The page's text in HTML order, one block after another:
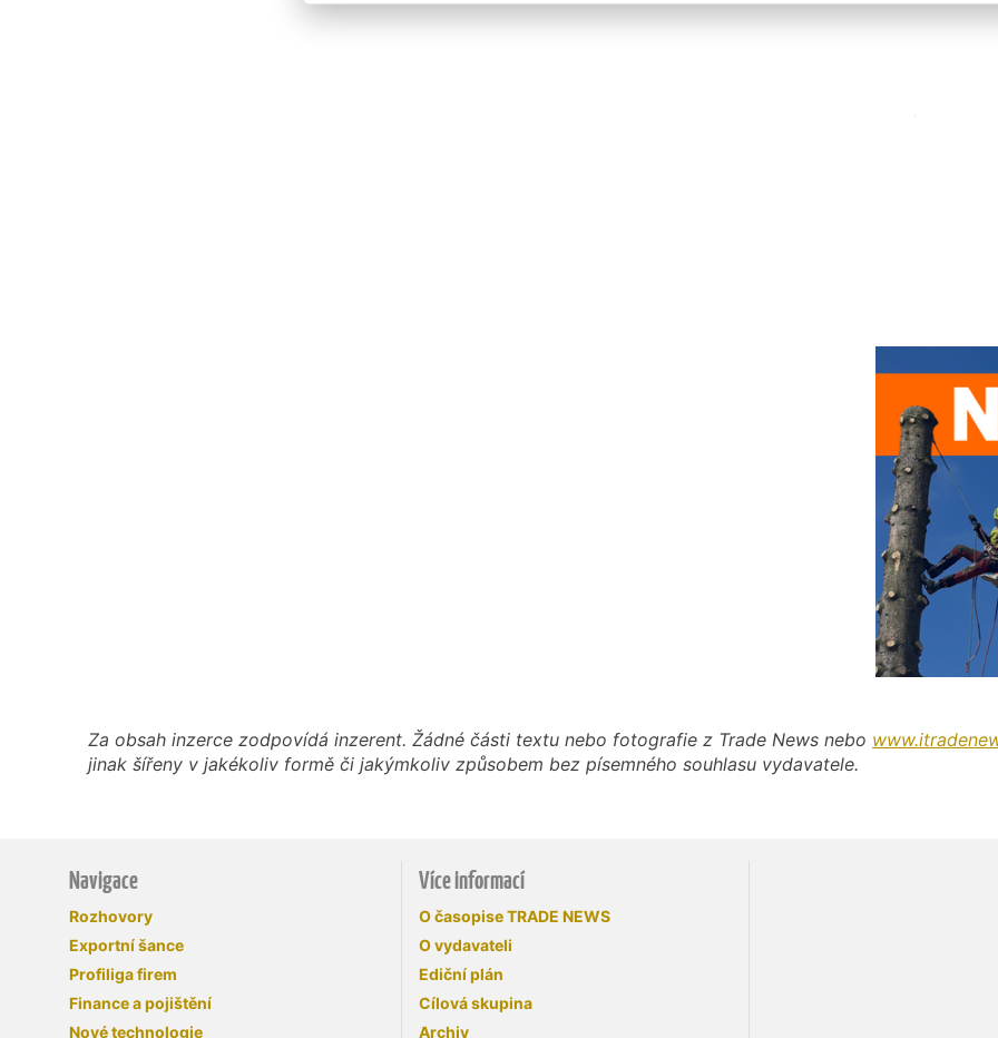
Za obsah inzerce zodpovídá inzerent. Žádné části textu nebo fotografie z Trade News nebo
jinak šířeny v jakékoliv formě či jakýmkoliv způsobem bez písemného souhlasu vydavatele.
Navigace
Rozhovory
Exportní šance
Profiliga firem
Finance a pojištění
Nové technologie
Více informací
O časopise TRADE NEWS
O vydavateli
Ediční plán
Cílová skupina
Archiv